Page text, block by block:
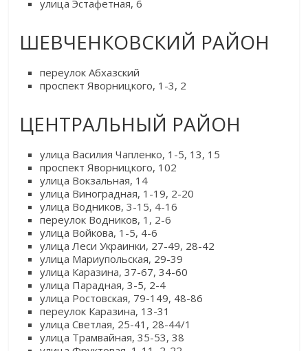
улица Эстафетная, 6
ШЕВЧЕНКОВСКИЙ РАЙОН
переулок Абхазский
проспект Яворницкого, 1-3, 2
ЦЕНТРАЛЬНЫЙ РАЙОН
улица Василия Чапленко, 1-5, 13, 15
проспект Яворницкого, 102
улица Вокзальная, 14
улица Виноградная, 1-19, 2-20
улица Водников, 3-15, 4-16
переулок Водников, 1, 2-6
улица Войкова, 1-5, 4-6
улица Леси Украинки, 27-49, 28-42
улица Мариупольская, 29-39
улица Каразина, 37-67, 34-60
улица Парадная, 3-5, 2-4
улица Ростовская, 79-149, 48-86
переулок Каразина, 13-31
улица Светлая, 25-41, 28-44/1
улица Трамвайная, 35-53, 38